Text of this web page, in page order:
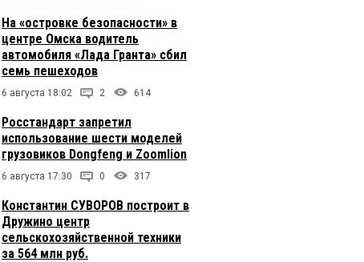
На «островке безопасности» в
центре Омска водитель
автомобиля «Лада Гранта» сбил
семь пешеходов
6 августа 18:02 2 614
Росстандарт запретил
использование шести моделей
грузовиков Dongfeng и Zoomlion
6 августа 17:30 0 317
Константин СУВОРОВ построит в
Дружино центр
сельскохозяйственной техники
за 564 млн руб.